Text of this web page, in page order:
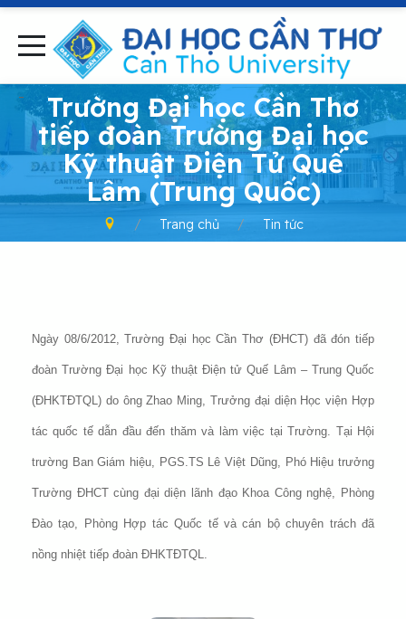
-
Trường Đại học Cần Thơ
tiếp đoàn Trường Đại học
Kỹ thuật Điện Tử Quế
Lâm (Trung Quốc)
Trang chủ Tin tức
Ngày 08/6/2012, Trường Đại học Cần Thơ (ĐHCT) đã đón tiếp
đoàn Trường Đại học Kỹ thuật Điện tử Quế Lâm – Trung Quốc
(ĐHKTĐTQL) do ông Zhao Ming, Trưởng đại diện Học viện Hợp
tác quốc tế dẫn đầu đến thăm và làm việc tại Trường. Tại Hội
trường Ban Giám hiệu, PGS.TS Lê Việt Dũng, Phó Hiệu trưởng
Trường ĐHCT cùng đại diện lãnh đạo Khoa Công nghệ, Phòng
Đào tạo, Phòng Hợp tác Quốc tế và cán bộ chuyên trách đã
nồng nhiệt tiếp đoàn ĐHKTĐTQL.